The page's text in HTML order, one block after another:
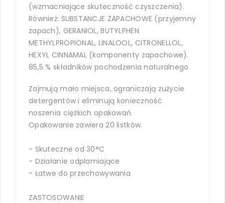
(wzmacniające skuteczność czyszczenia).
Również: SUBSTANCJE ZAPACHOWE (przyjemny
zapach), GERANIOL, BUTYLPHEN
METHYLPROPIONAL, LINALOOL, CITRONELLOL,
HEXYL CINNAMAL (komponenty zapachowe).
85,5 % składników pochodzenia naturalnego
Zajmują mało miejsca, ograniczają zużycie
detergentów i eliminują konieczność
noszenia ciężkich opakowań.
Opakowanie zawiera 20 listków.
- Skuteczne od 30°C
- Działanie odplamiające
- Łatwe do przechowywania
ZASTOSOWANIE